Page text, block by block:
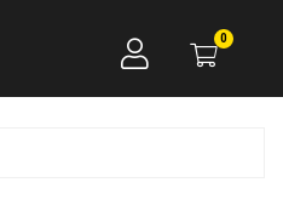
0